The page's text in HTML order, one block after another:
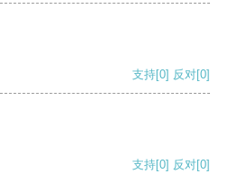
支持[0] 反对[0]
支持[0] 反对[0]